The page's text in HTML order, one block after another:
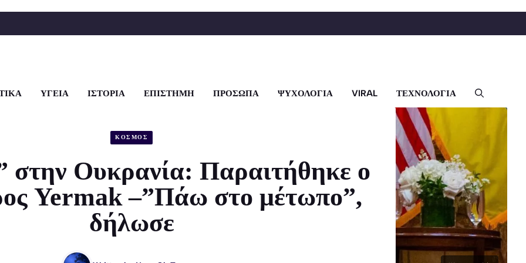
ΥΓΕΙΑ ΙΣΤΟΡΙΑ ΕΠΙΣΤΗΜΗ ΠΡΟΣΩΠΑ ΨΥΧΟΛΟΓΙΑ VIRAL ΤΕΧΝΟΛΟΓΙΑ
ΚΟΣΜΟΣ
στην Ουκρανία: Παραιτήθηκε ο
Yermak –”Πάω στο μέτωπο”,
δήλωσε